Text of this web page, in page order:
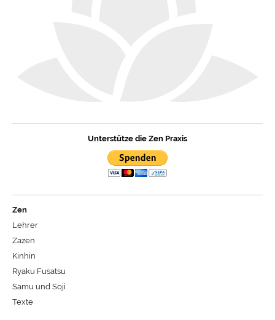
Unterstütze die Zen Praxis
Zen
Lehrer
Zazen
Kinhin
Ryaku Fusatsu
Samu und Soji
Texte